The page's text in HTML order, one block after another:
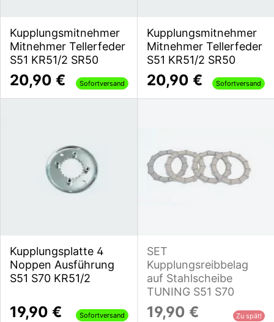
Kupplungsmitnehmer
Mitnehmer Tellerfeder
S51 KR51/2 SR50
20,90 € Sofortversand
Kupplungsmitnehmer
Mitnehmer Tellerfeder
S51 KR51/2 SR50
20,90 € Sofortversand
Kupplungsplatte 4
Noppen Ausführung
S51 S70 KR51/2
19,90 € Sofortversand
SET
Kupplungsreibbelag
auf Stahlscheibe
TUNING S51 S70
19,90 € Zu spät!